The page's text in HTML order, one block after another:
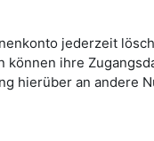
jederzeit
können ihre
hierüber an andere